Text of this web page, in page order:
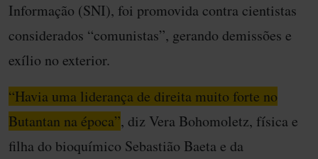
Informação (SNI), foi promovida contra cientistas
considerados “comunistas”, gerando demissões e
exílio no exterior.
“Havia uma liderança de direita muito forte no
Butantan na época”, diz Vera Bohomoletz, física e
filha do bioquímico Sebastião Baeta e da